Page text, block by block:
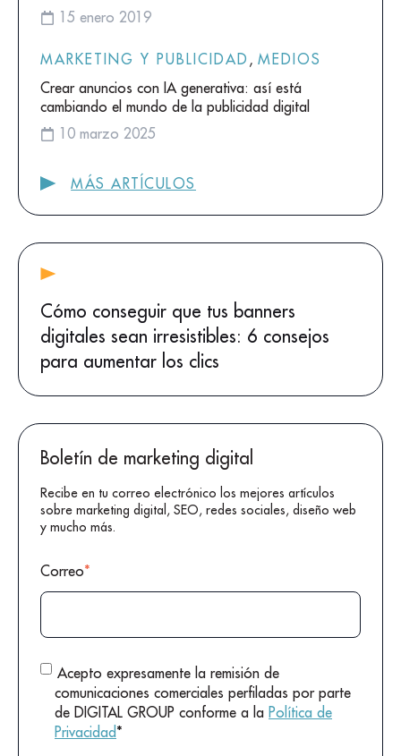
15 enero 2019
MARKETING Y PUBLICIDAD , MEDIOS
Crear anuncios con IA generativa: así está
cambiando el mundo de la publicidad digital
10 marzo 2025
MÁS ARTÍCULOS
Cómo conseguir que tus banners
digitales sean irresistibles: 6 consejos
para aumentar los clics
Boletín de marketing digital
Recibe en tu correo electrónico los mejores artículos
sobre marketing digital, SEO, redes sociales, diseño web
y mucho más.
Correo*
Acepto expresamente la remisión de
comunicaciones comerciales perfiladas por parte
de DIGITAL GROUP conforme a la Política de
Privacidad*